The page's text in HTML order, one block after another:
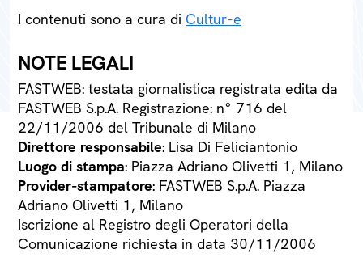
I contenuti sono a cura di Cultur-e
NOTE LEGALI
FASTWEB: testata giornalistica registrata edita da
FASTWEB S.p.A. Registrazione: n° 716 del
22/11/2006 del Tribunale di Milano
Direttore responsabile: Lisa Di Feliciantonio
Luogo di stampa: Piazza Adriano Olivetti 1, Milano
Provider-stampatore: FASTWEB S.p.A. Piazza
Adriano Olivetti 1, Milano
Iscrizione al Registro degli Operatori della
Comunicazione richiesta in data 30/11/2006